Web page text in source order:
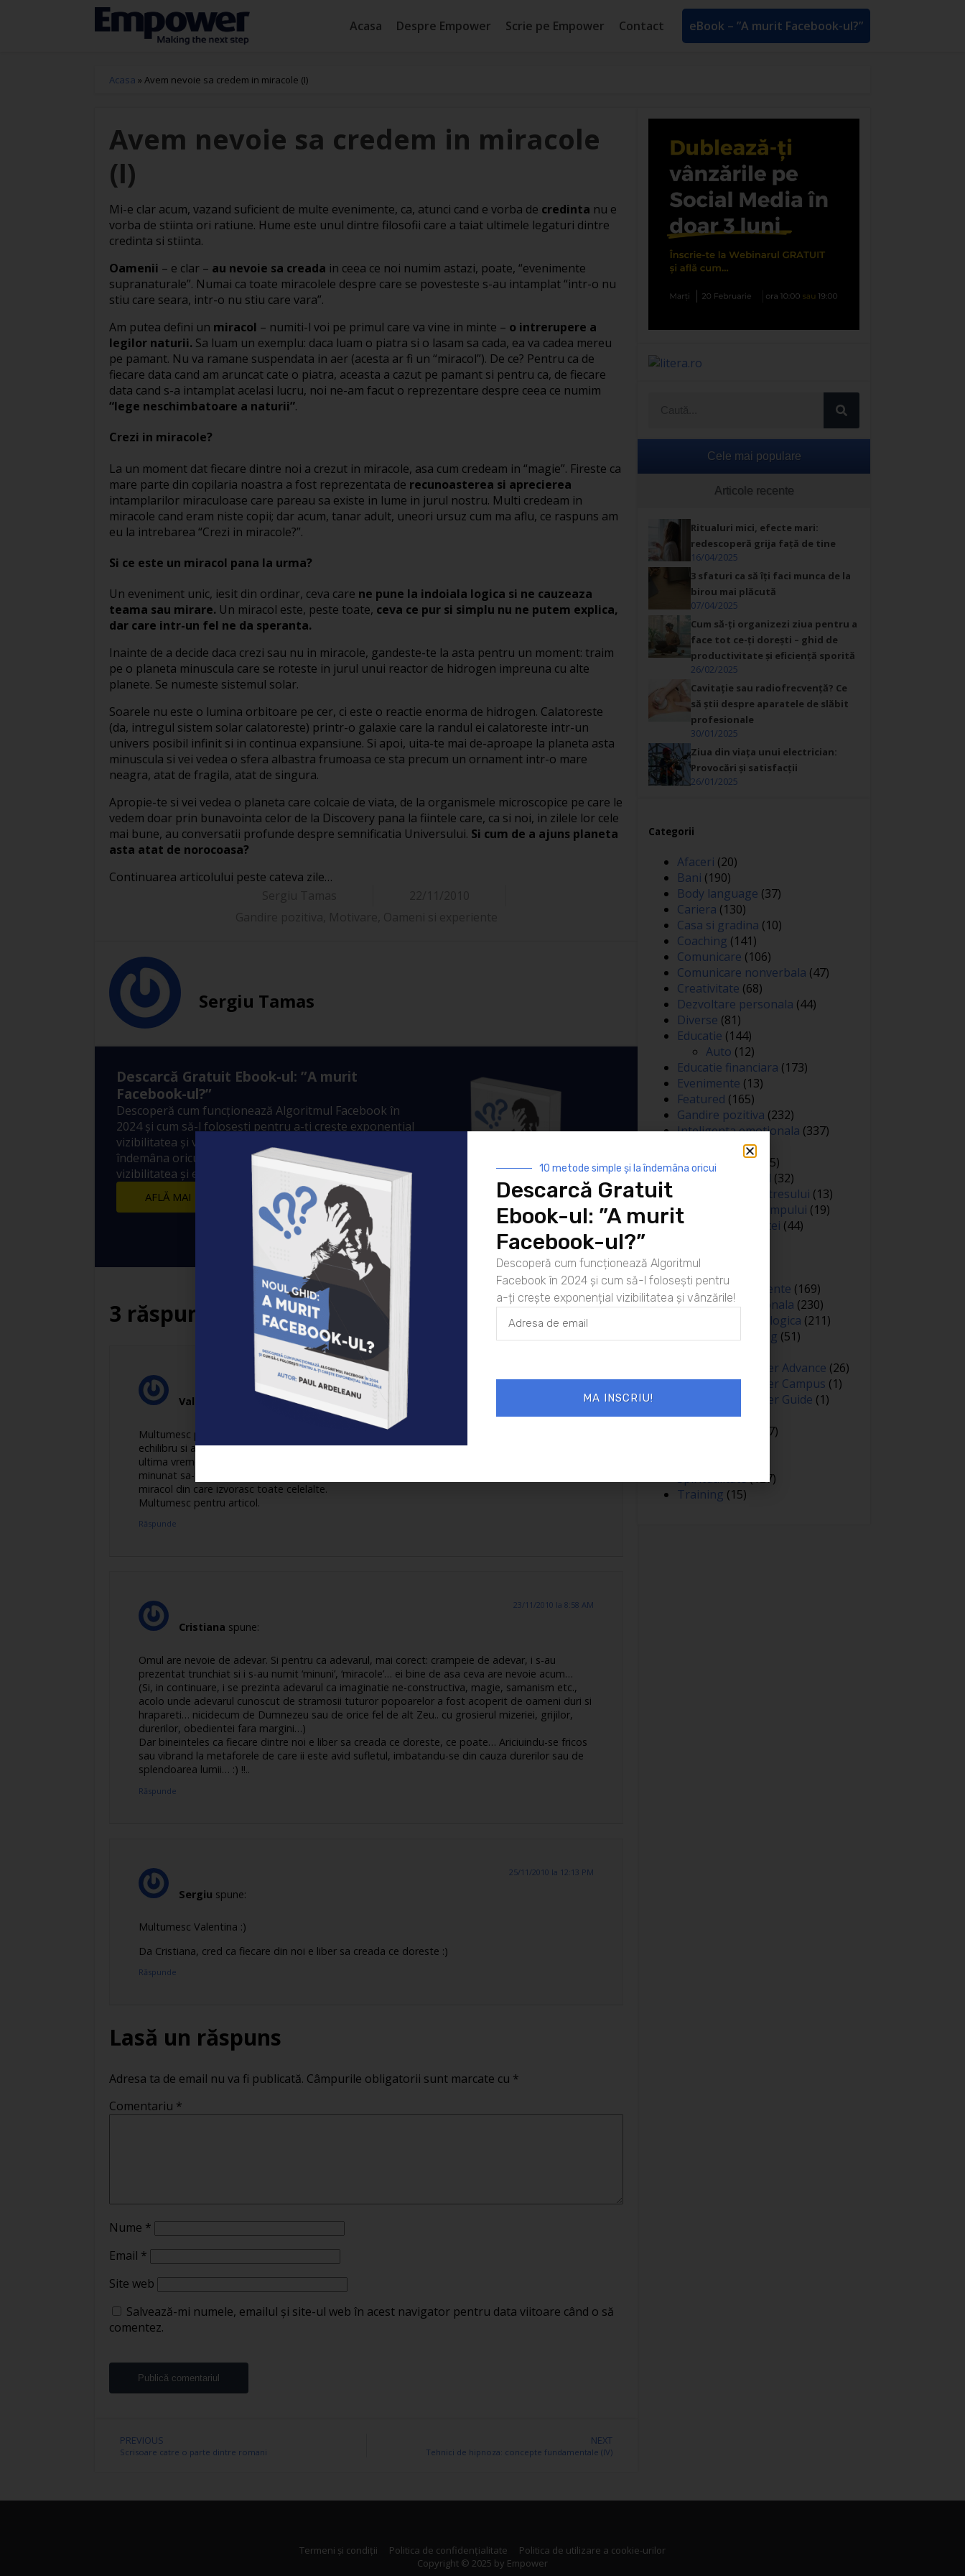
Acasa Despre Empower Scrie pe Empower Contact eBook – ”A murit Facebook-ul?”
Acasa » Avem nevoie sa credem in miracole (I)
Avem nevoie sa credem in miracole
(I)
Mi-e clar acum, vazand suficient de multe evenimente, ca, atunci cand e vorba de credinta nu e
vorba de stiinta ori ratiune. Hume este unul dintre filosofii care a taiat ultimele legaturi dintre
credinta si stiinta.
Oamenii – e clar – au nevoie sa creada in ceea ce noi numim astazi, poate, “evenimente
supranaturale”. Numai ca toate miracolele despre care se povesteste s-au intamplat “intr-o nu
stiu care seara, intr-o nu stiu care vara”.
Am putea defini un miracol – numiti-l voi pe primul care va vine in minte – o intrerupere a
legilor naturii. Sa luam un exemplu: daca luam o piatra si o lasam sa cada, ea va cadea mereu
pe pamant. Nu va ramane suspendata in aer (acesta ar fi un “miracol”). De ce? Pentru ca de
fiecare data cand am aruncat cate o piatra, aceasta a cazut pe pamant si pentru ca, de fiecare
data cand s-a intamplat acelasi lucru, noi ne-am facut o reprezentare despre ceea ce numim
“lege neschimbatoare a naturii”.
Crezi in miracole?
La un moment dat fiecare dintre noi a crezut in miracole, asa cum credeam in “magie”. Fireste ca
mare parte din copilaria noastra a fost reprezentata de recunoasterea si aprecierea
intamplarilor miraculoase care pareau sa existe in lume in jurul nostru. Multi credeam in
miracole cand eram niste copii; dar acum, tanar adult, uneori ursuz cum ma aflu, ce raspuns am
eu la intrebarea “Crezi in miracole?”.
Si ce este un miracol pana la urma?
Un eveniment unic, iesit din ordinar, ceva care ne pune la indoiala logica si ne cauzeaza
teama sau mirare. Un miracol este, peste toate, ceva ce pur si simplu nu ne putem explica,
dar care intr-un fel ne da speranta.
Inainte de a decide daca crezi sau nu in miracole, gandeste-te la asta pentru un moment: traim
pe o planeta minuscula care se roteste in jurul unui reactor de hidrogen impreuna cu alte
planete. Se numeste sistemul solar.
Soarele nu este o lumina orbitoare pe cer, ci este o reactie enorma de hidrogen. Calatoreste
(da, intregul sistem solar calatoreste) printr-o galaxie care la randul ei calatoreste intr-un
univers posibil infinit si in continua expansiune. Si apoi, uita-te mai de-aproape la planeta asta
minuscula si vei vedea o sfera albastra frumoasa ce sta precum un ornament intr-o mare
neagra, atat de fragila, atat de singura.
Apropie-te si vei vedea o planeta care colcaie de viata, de la organismele microscopice pe care le
vedem doar prin bunavointa celor de la Discovery pana la fiintele care, ca si noi, in zilele lor cele
mai bune, au conversatii profunde despre semnificatia Universului. Si cum de a ajuns planeta
asta atat de norocoasa?
Continuarea articolului peste cateva zile…
Sergiu Tamas
Descarcă Gratuit Ebook-ul: ”A murit
Facebook-ul?”
Descoperă cum funcționează Algoritmul Facebook în
2024 și cum să-l folosești pentru a-ți crește exponențial
vizibilitatea și vânzările! 10 metode simple și la
îndemâna oricui prin care să crești exponențial
vizibilitatea și engagement-ul postărilor tale.
AFLĂ MAI MULTE
3 răspunsuri
Valentina
23/11/2010 la 8:17 AM
Multumesc pentru articolul frumos scris, cu calm si intelepciune. Avem atat de mare nevoie de
echilibru si armonie si avem nevoie sa scapam de lamentarile catastrofale care ne inunda in
ultima vreme. Cuvintele au puterea de a ne aduce pace si seninatate, speranta si zambet si e
minunat sa-ti incepi in felul acesta ziua. Da, cred in miracole. Viata insasi este cel mai mare
miracol din care izvorasc toate celelalte.
Multumesc pentru articol.
Răspunde
Cristiana spune:
23/11/2010 la 8:58 AM
Omul are nevoie de adevar. Si pentru ca adevarul, mai corect: crampeie de adevar, i s-au
prezentat trunchiat si i s-au numit ‘minuni’, ‘miracole’… ei bine de asa ceva are nevoie acum…
(Si, in continuare, i se prezinta adevarul ca imaginatie ne-constructiva, magie, samanism etc.,
acolo unde adevarul cunoscut de stramosii tuturor popoarelor a fost acoperit de oameni duri si
hrapareti… nicidecum de Dumnezeu sau de orice fel de alt Zeu.. cu grosierul mizeriei, grijilor,
durerilor, obedientei fara margini…)
Dar bineinteles ca fiecare dintre noi e liber sa creada ce doreste, ce poate… Ariciuindu-se fricos
sau vibrand la metaforele de care ii este avid sufletul, imbatandu-se din cauza durerilor sau de
splendoarea lumii… :) !!..
Răspunde
Sergiu spune:
25/11/2010 la 12:13 PM
Multumesc Valentina :)
Da Cristiana, cred ca fiecare din noi e liber sa creada ce doreste :)
Răspunde
Lasă un răspuns
Adresa ta de email nu va fi publicată. Câmpurile obligatorii sunt marcate cu *
Comentariu *
Nume *
Email *
Site web
Salvează-mi numele, emailul și site-ul web în acest navigator pentru data viitoare când o să
comentez.
PREVIOUS
Scrisoare catre o parte dintre romani
NEXT
Tehnici de hipnoza: concepte fundamentale (IV)
Cele mai populare
Articole recente
Ritualuri mici, efecte mari:
redescoperă grija față de tine
16/04/2025
3 sfaturi ca să îți faci munca de la
birou mai plăcută
07/04/2025
Cum să-ți organizezi ziua pentru a
face tot ce-ți dorești – ghid de
productivitate și eficiență sporită
26/02/2025
Cavitație sau radiofrecvență? Ce
să știi despre aparatele de slăbit
profesionale
30/01/2025
Ziua din viața unui electrician:
Provocări și satisfacții
26/01/2025
Categorii
Afaceri (20)
Bani (190)
Body language (37)
Cariera (130)
Casa si gradina (10)
Coaching (141)
Comunicare (106)
Comunicare nonverbala (47)
Creativitate (68)
Dezvoltare personala (44)
Diverse (81)
Educatie (144)
Auto (12)
Educatie financiara (173)
Evenimente (13)
Featured (165)
Gandire pozitiva (232)
Inteligenta emotionala (337)
Internațional(2)
Legea atractiei (35)
Limbaj nonverbal (32)
Managementul stresului (13)
Managementul timpului (19)
Metafore si scantei (44)
Negociere
Noutati
Oameni si experiente (169)
Optimizare personala (230)
Optimizare psihologica (211)
Personal branding (51)
Proiectul Empower Advance (26)
Proiectul Empower Campus (1)
Proiectul Empower Guide (1)
Psihologie(98)
(7)
Spiritualitate(127)
Training (15)
Termeni și condiții Politica de confidențialitate
Politica de utilizare a cookie-urilor
Copyright © 2025 by Empower
10 metode simple și la îndemâna oricui
Descarcă Gratuit
Ebook-ul: ”A murit
Facebook-ul?”
Descoperă cum funcționează Algoritmul
Facebook în 2024 și cum să-l folosești pentru
a-ți crește exponențial vizibilitatea și vânzările!
MA INSCRIU!